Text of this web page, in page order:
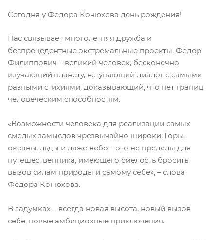
Сегодня у Фёдора Конюхова день рождения!⠀⠀
Нас связывает многолетняя дружба и
беспрецедентные экстремальные проекты. Фёдор
Филиппович – великий человек, бесконечно
изучающий планету, вступающий диалог с самыми
разными стихиями, доказывающий, что нет границ
человеческим способностям.⠀⠀
«Возможности человека для реализации самых
смелых замыслов чрезвычайно широки. Горы,
океаны, льды и даже небо – это не пределы для
путешественника, имеющего смелость бросить
вызов силам природы и самому себе», – слова
Фёдора Конюхова.⠀⠀
В задумках – всегда новая высота, новый вызов
себе, новые амбициозные приключения.⠀⠀